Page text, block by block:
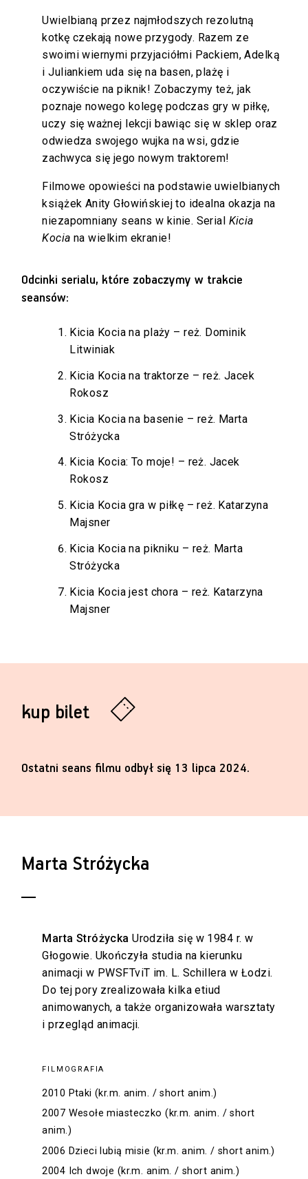
kup bilet
Ostatni seans filmu odbył się 13 lipca 2024.
Uwielbianą przez najmłodszych rezolutną
kotkę czekają nowe przygody. Razem ze
swoimi wiernymi przyjaciółmi Packiem, Adelką
i Juliankiem uda się na basen, plażę i
oczywiście na piknik! Zobaczymy też, jak
poznaje nowego kolegę podczas gry w piłkę,
uczy się ważnej lekcji bawiąc się w sklep oraz
odwiedza swojego wujka na wsi, gdzie
zachwyca się jego nowym traktorem!
Filmowe opowieści na podstawie uwielbianych
książek Anity Głowińskiej to idealna okazja na
niezapomniany seans w kinie. Serial Kicia
Kocia na wielkim ekranie!
Odcinki serialu, które zobaczymy w trakcie
seansów:
Kicia Kocia na plaży – reż. Dominik
Litwiniak
Kicia Kocia na traktorze – reż. Jacek
Rokosz
Kicia Kocia na basenie – reż. Marta
Stróżycka
Kicia Kocia: To moje! – reż. Jacek
Rokosz
Kicia Kocia gra w piłkę – reż. Katarzyna
Majsner
Kicia Kocia na pikniku – reż. Marta
Stróżycka
Kicia Kocia jest chora – reż. Katarzyna
Majsner
Marta Stróżycka
Marta Stróżycka Urodziła się w 1984 r. w
Głogowie. Ukończyła studia na kierunku
animacji w PWSFTviT im. L. Schillera w Łodzi.
Do tej pory zrealizowała kilka etiud
animowanych, a także organizowała warsztaty
i przegląd animacji.
FILMOGRAFIA
2010 Ptaki (kr.m. anim. / short anim.)
2007 Wesołe miasteczko (kr.m. anim. / short
anim.)
2006 Dzieci lubią misie (kr.m. anim. / short anim.)
2004 Ich dwoje (kr.m. anim. / short anim.)